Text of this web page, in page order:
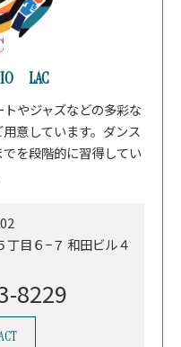
LAC
やジャズなどの多彩な
意しています。ダンス
を段階的に習得してい
丁目６−７ 和田ビル４
8229